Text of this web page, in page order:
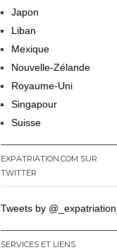
Japon
Liban
Mexique
Nouvelle-Zélande
Royaume-Uni
Singapour
Suisse
EXPATRIATION.COM SUR
TWITTER
Tweets by @_expatriation_
SERVICES ET LIENS